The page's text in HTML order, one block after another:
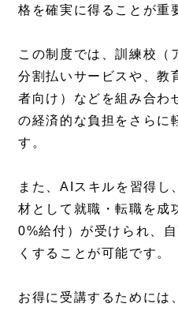
格を確実に得ることが重
この制度では、訓練校（
分割払いサービスや、教
者向け）などを組み合わ
の経済的な負担をさらに
す。
また、AIスキルを習得し
材として就職・転職を成
0%給付）が受けられ、
くすることが可能です。
お得に受講するためには